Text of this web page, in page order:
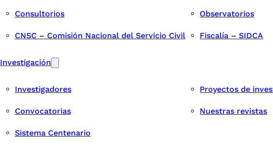
Consultorios Observatorios
CNSC – Comisión Nacional del Servicio Civil Fiscalía – SIDCA
Investigación
Investigadores Proyectos de
Convocatorias Nuestras revistas
Sistema Centenario